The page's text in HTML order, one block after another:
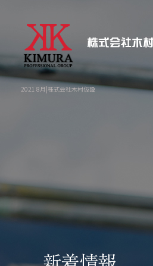
2021 8月|株式会社木村仮設